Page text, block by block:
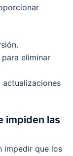
eliminar
impiden las
impedir que los